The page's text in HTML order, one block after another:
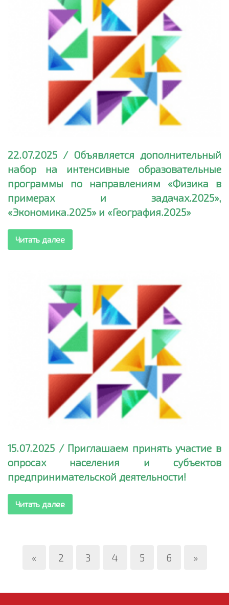
22.07.2025 / Объявляется дополнительный
набор на интенсивные образовательные
программы по направлениям «Физика в
примерах и задачах.2025»,
«Экономика.2025» и «География.2025»
Читать далее
15.07.2025 / Приглашаем принять участие в
опросах населения и субъектов
предпринимательской деятельности!
Читать далее
« 2 3 4 5 6 »